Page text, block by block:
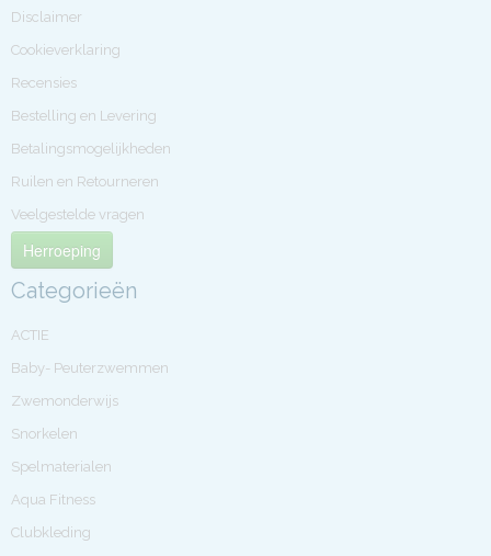
Disclaimer
Cookieverklaring
Recensies
Bestelling en Levering
Betalingsmogelijkheden
Ruilen en Retourneren
Veelgestelde vragen
Herroeping
Categorieën
ACTIE
Baby- Peuterzwemmen
Zwemonderwijs
Snorkelen
Spelmaterialen
Aqua Fitness
Clubkleding